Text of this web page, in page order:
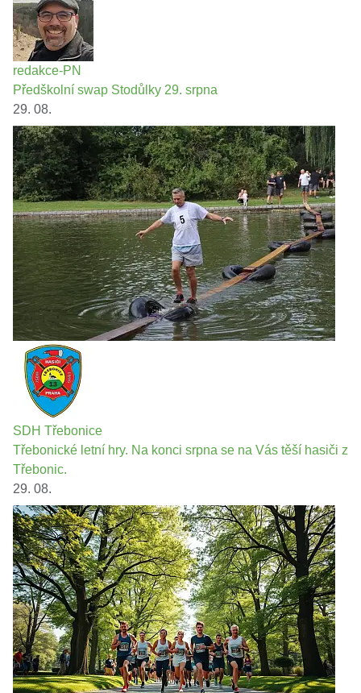
redakce-PN
Předškolní swap Stodůlky 29. srpna
29. 08.
SDH Třebonice
Třebonické letní hry. Na konci srpna se na Vás těší hasiči z
Třebonic.
29. 08.